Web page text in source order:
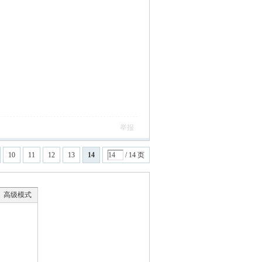
举报
10 11 12 13 14 / 14 页
高级模式